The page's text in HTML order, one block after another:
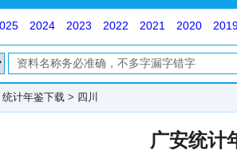
2024 2023 2022 2021 2020
统计年鉴下载 > 四川
广安统计